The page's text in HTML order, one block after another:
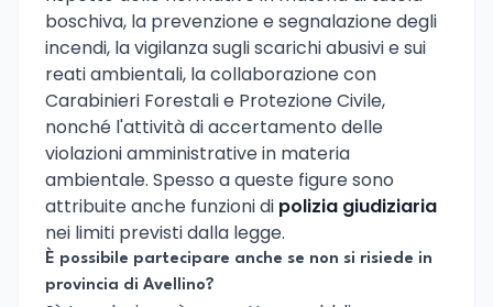
boschiva, la prevenzione e segnalazione degli
incendi, la vigilanza sugli scarichi abusivi e sui
reati ambientali, la collaborazione con
Carabinieri Forestali e Protezione Civile,
nonché l'attività di accertamento delle
violazioni amministrative in materia
ambientale. Spesso a queste figure sono
attribuite anche funzioni di polizia giudiziaria
nei limiti previsti dalla legge.
È possibile partecipare anche se non si risiede in
provincia di Avellino?